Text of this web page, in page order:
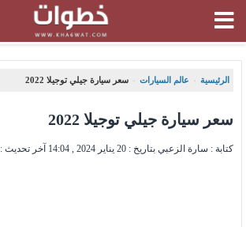
الرئيسية ، عالم السيارات ، سعر سيارة جيلي توجيلا 2022
سعر سيارة جيلي توجيلا 2022
كتابة : سارة الزعبي بتاريخ : 20 يناير 2024 , 14:04 آخر تحديث :